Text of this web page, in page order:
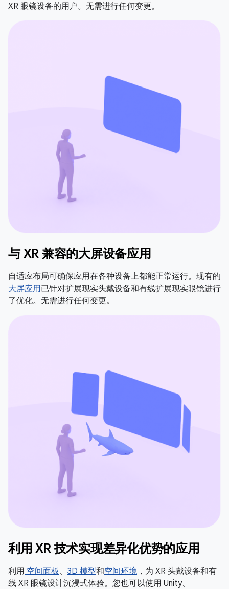
XR 眼镜设备的用户。无需进行任何变更。
与 XR 兼容的大屏设备应用
自适应布局可确保应用在各种设备上都能正常运行。现有的
大屏应用已针对扩展现实头戴设备和有线扩展现实眼镜进行
了优化。无需进行任何变更。
利用 XR 技术实现差异化优势的应用
利用 空间面板 、 3D 模型和空间环境 ，为 XR 头戴设备和有
线 XR 眼镜设计沉浸式体验。您也可以使用 Unity、